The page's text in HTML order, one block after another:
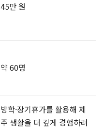
45만 원
약 60명
방학·장기휴가를 활용해 제
주 생활을 더 깊게 경험하려